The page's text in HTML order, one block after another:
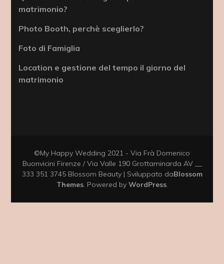
matrimonio?
Photo Booth, perchè sceglierlo?
Foto di Famiglia
Location e gestione del tempo il giorno del
matrimonio
©My Happy Wedding 2021 - Via Frà Domenico
Buonvicini Firenze / Via Valle 190 Grottaminarda AV __
333 351 3745 Blossom Beauty | Sviluppato daBlossom
Themes. Powered by WordPress.